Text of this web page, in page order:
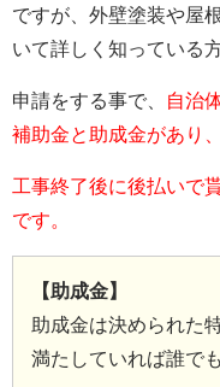
ですが、外壁塗装や屋
いて詳しく知っている
申請をする事で、
自治
補助金と助成金があり、
工事終了後に後払いで
です。
【助成金】
助成金は決められた
満たしていれば誰で